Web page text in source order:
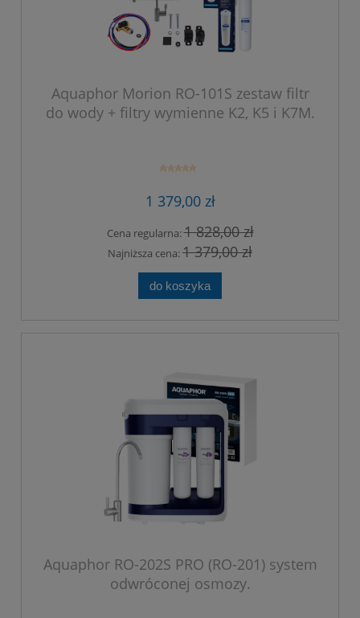
Aquaphor Morion RO-101S zestaw filtr
do wody + filtry wymienne K2, K5 i K7M.
1 379,00 zł
Cena regularna:1 828,00 zł
Najniższa cena:1 379,00 zł
do koszyka
Aquaphor RO-202S PRO (RO-201) system
odwróconej osmozy.